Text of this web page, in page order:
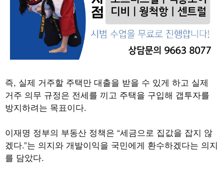
즉, 실제 거주할 주택만 대출을 받을 수 있게 하고 실제
거주 의무 규정은 전세를 끼고 주택을 구입해 갭투자를
방지하려는 목표이다.
이재명 정부의 부동산 정책은 “세금으로 집값을 잡지 않
겠다.”는 의지와 개발이익을 국민에게 환수하겠다는 의지
를 담았다.